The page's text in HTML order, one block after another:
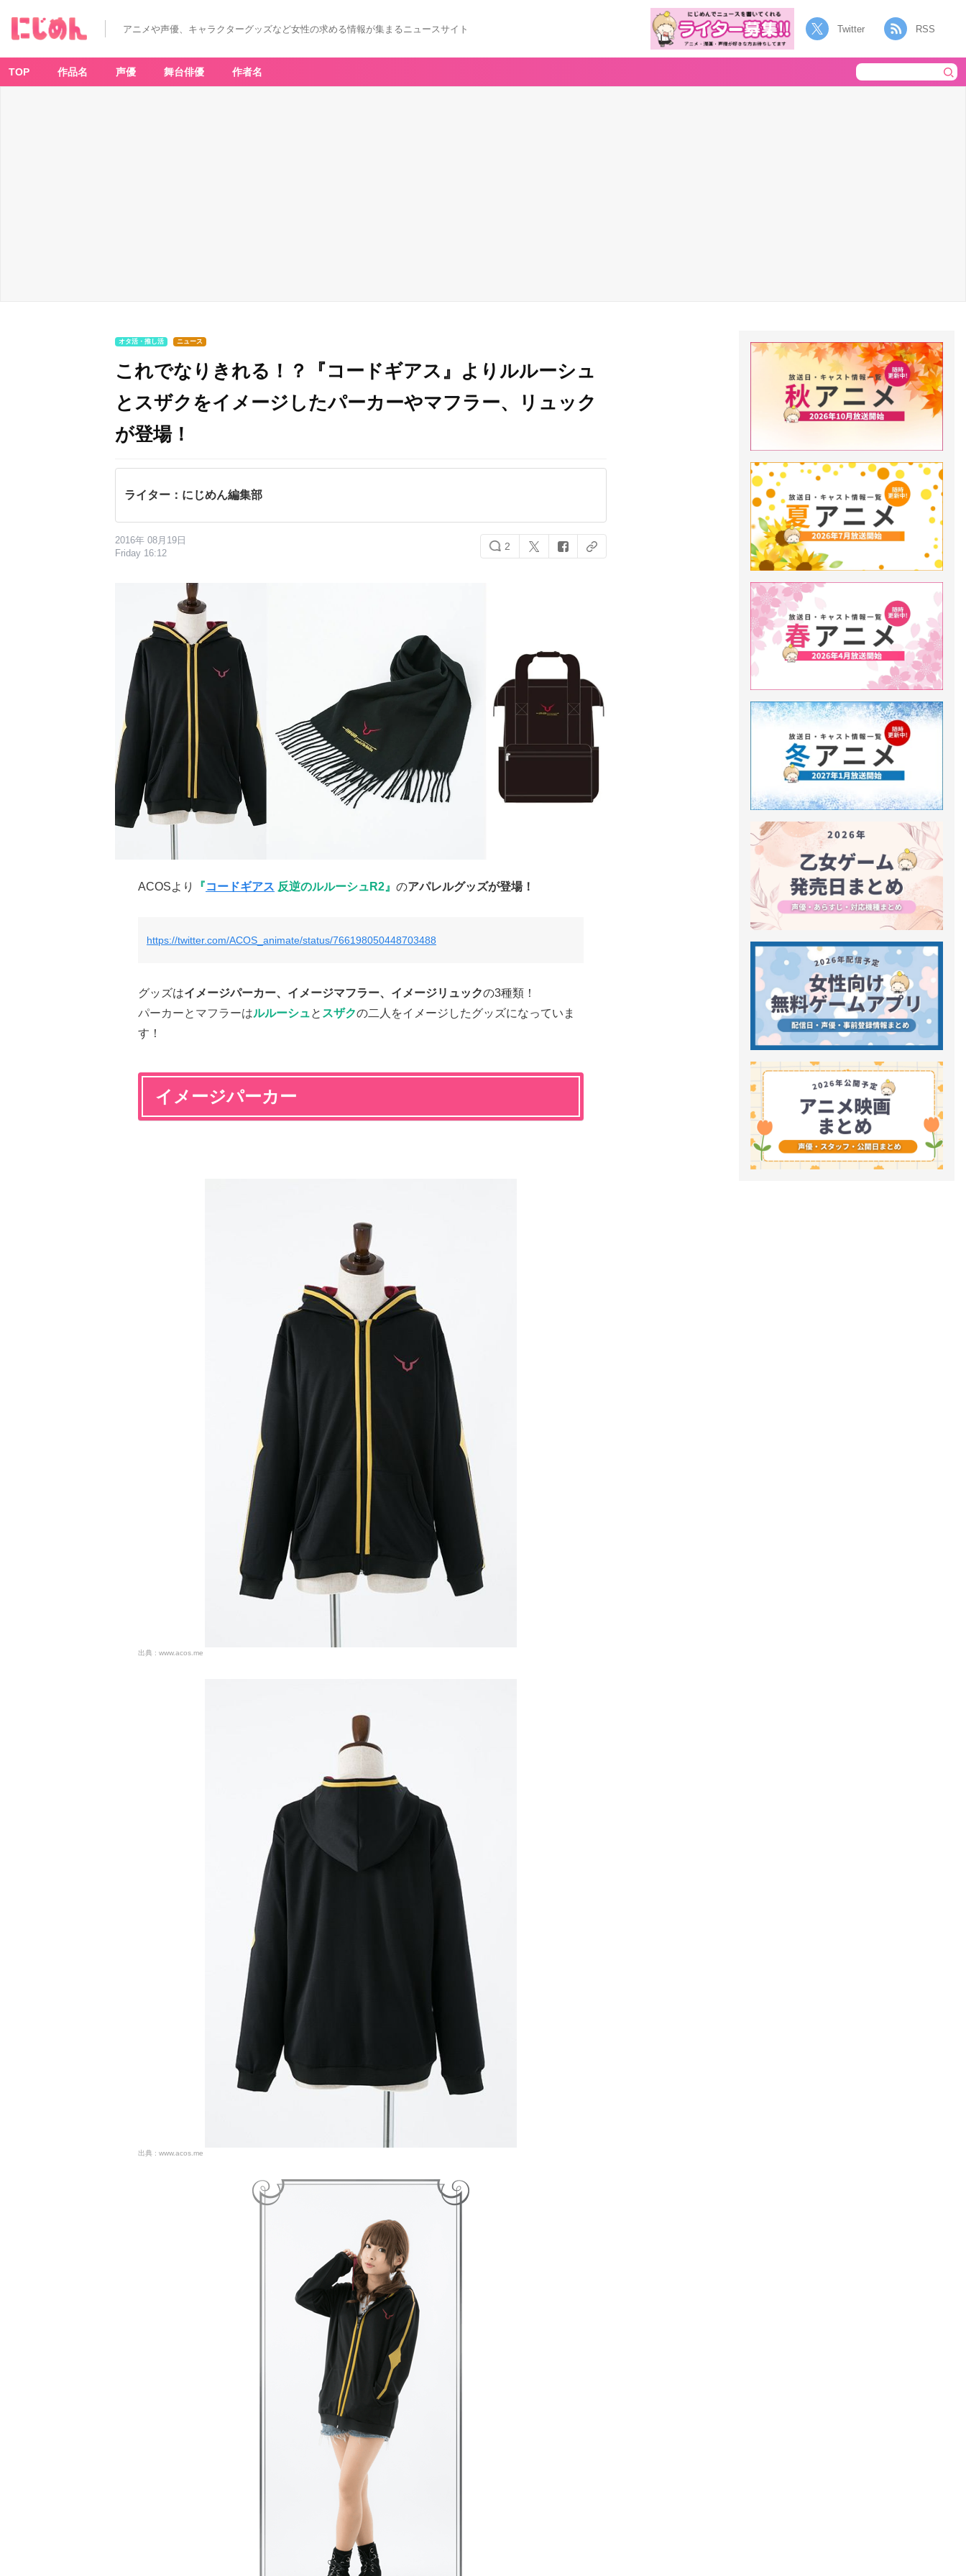
アニメや声優、キャラクターグッズなど女性の求める情報が集まるニュースサイト Twitter RSS
TOP 作品名 声優 舞台俳優 作者名
オタ活・推し活 ニュース
これでなりきれる！？『コードギアス』よりルルーシュ
とスザクをイメージしたパーカーやマフラー、リュック
が登場！
ライター：にじめん編集部
2016年 08月19日
Friday 16:12
2
ACOSより 『コードギアス 反逆のルルーシュR2』 のアパレルグッズが登場！
https://twitter.com/ACOS_animate/status/766198050448703488
グッズはイメージパーカー、イメージマフラー、イメージリュックの3種類！
パーカーとマフラーはルルーシュと スザクの二人をイメージしたグッズになっていま
す！
イメージパーカー
www.acos.me
www.acos.me